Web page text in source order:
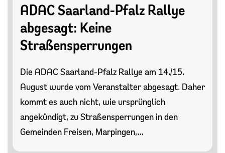
ADAC Saarland-Pfalz Rallye
abgesagt: Keine
Straßensperrungen
Die ADAC Saarland-Pfalz Rallye am 14./15.
August wurde vom Veranstalter abgesagt. Daher
kommt es auch nicht, wie ursprünglich
angekündigt, zu Straßensperrungen in den
Gemeinden Freisen, Marpingen,…